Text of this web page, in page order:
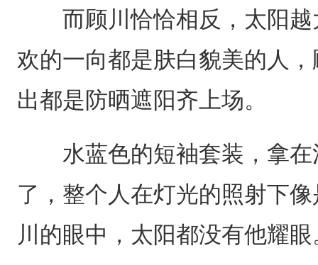
而顾川恰恰相反，太阳越
欢的一向都是肤白貌美的人
出都是防晒遮阳齐上场。
水蓝色的短袖套装，拿在
了，整个人在灯光的照射下
川的眼中，太阳都没有他耀眼